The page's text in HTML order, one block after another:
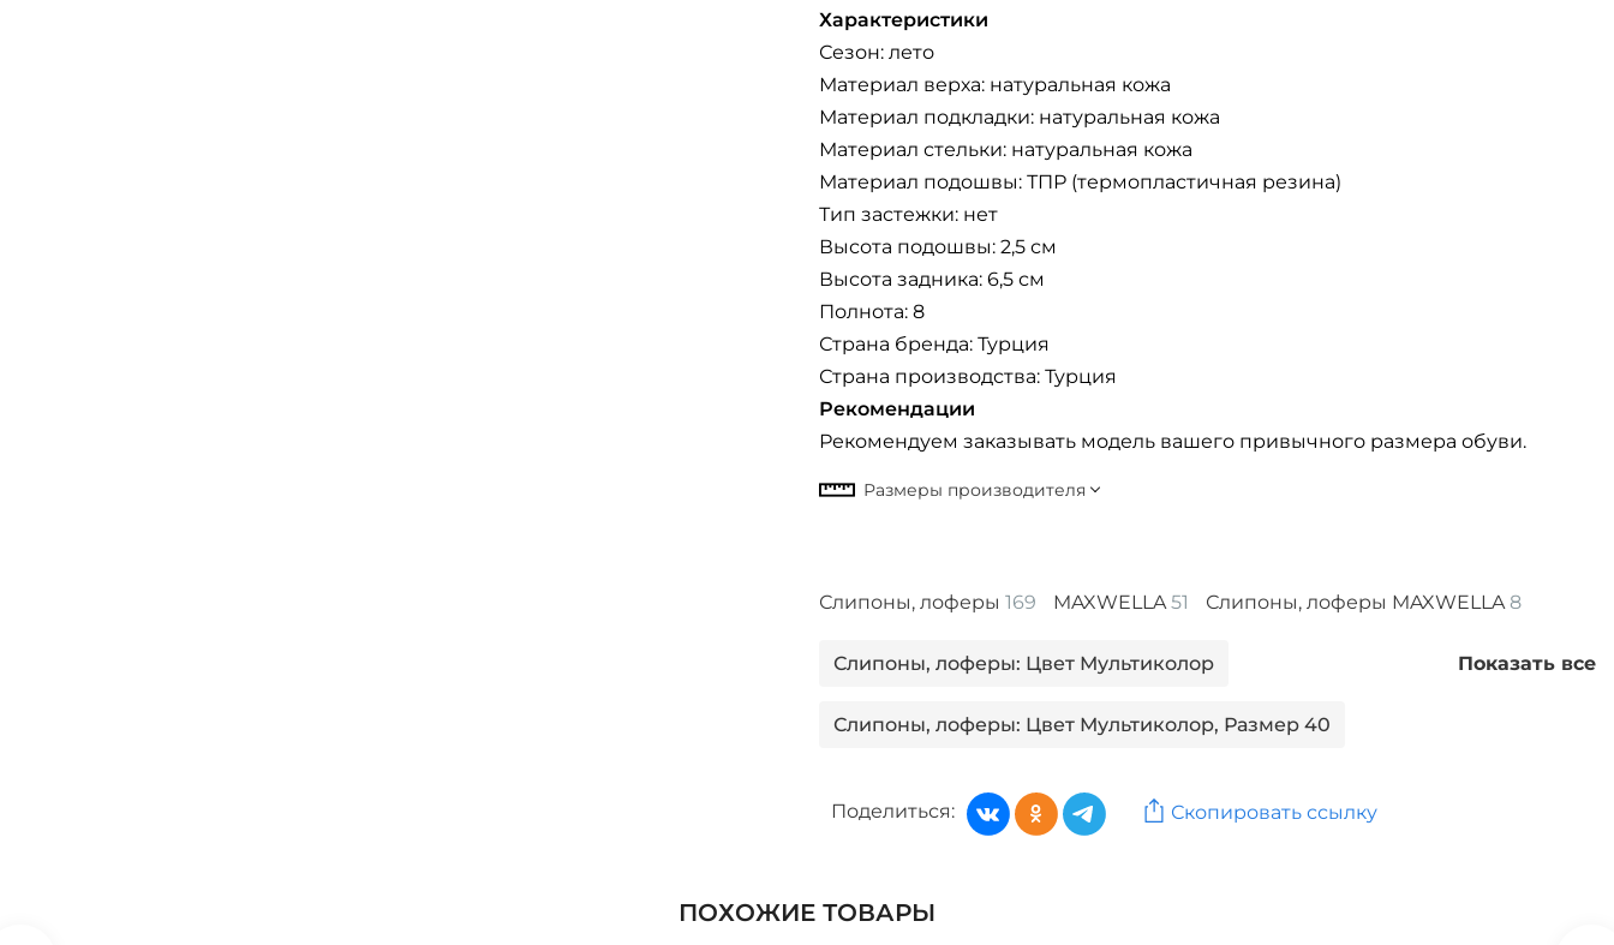
Характеристики
Сезон: лето
Материал верха: натуральная кожа
Материал подкладки: натуральная кожа
Материал стельки: натуральная кожа
Материал подошвы: ТПР (термопластичная резина)
Тип застежки: нет
Высота подошвы: 2,5 см
Высота задника: 6,5 см
Полнота: 8
Страна бренда: Турция
Страна производства: Турция
Рекомендации
Рекомендуем заказывать модель вашего привычного размера обуви.
Слипоны, лоферы 169 MAXWELLA51 Слипоны, лоферы MAXWELLA 8
Слипоны, лоферы: Цвет Мультиколор
Слипоны, лоферы: Цвет Мультиколор, Размер 40
Слипоны, лоферы: Цвет Мультиколор, Размер 39
Показать все
Поделиться: Скопировать ссылку
ПОХОЖИЕ ТОВАРЫ